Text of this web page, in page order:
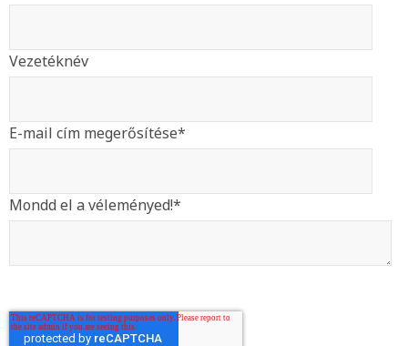
Vezetéknév
E-mail cím megerősítése*
Mondd el a véleményed!*